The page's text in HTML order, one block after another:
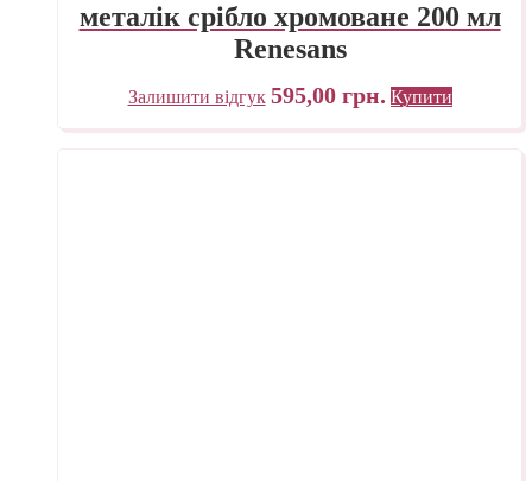
металік срібло хромоване 200 мл
Renesans
Залишити відгук 595,00 грн. Купити